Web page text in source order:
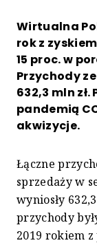
Wirtualna
rok z
15 proc. w
Przychody
632,3 mln
pandemią
akwizycje.
Łączne
sprzedaży w
wyniosły
przychody
2019 rokiem